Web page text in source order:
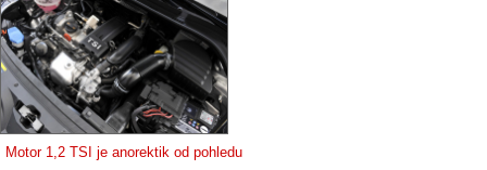
Motor 1,2 TSI je anorektik od pohledu